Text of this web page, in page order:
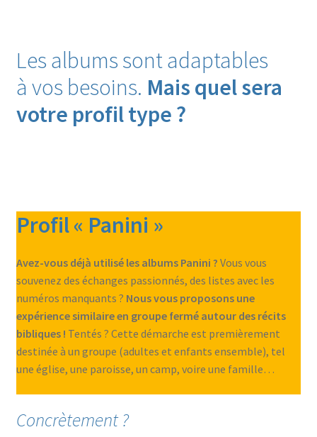
Les albums sont adaptables
à vos besoins. Mais quel sera
votre profil type ?
Profil « Panini »
Avez-vous déjà utilisé les albums Panini ? Vous vous
souvenez des échanges passionnés, des listes avec les
numéros manquants ? Nous vous proposons une
expérience similaire en groupe fermé autour des récits
bibliques ! Tentés ? Cette démarche est premièrement
destinée à un groupe (adultes et enfants ensemble), tel
une église, une paroisse, un camp, voire une famille…
Concrètement ?